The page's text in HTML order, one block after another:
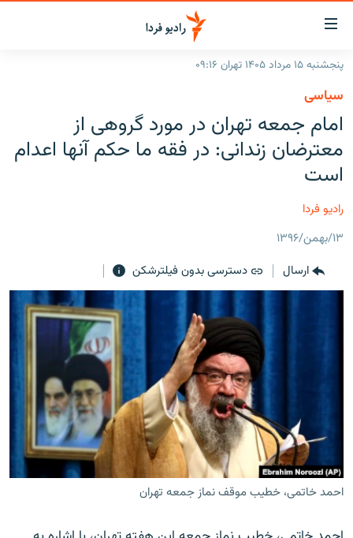
لینک‌های
قابلیت
دسترسی
بازگشت
منوی
اصلی
رفتن
صفحه
جستجو
ایران
جهان
رادیو
گزارش‌های ویدئویی
English
زبان‌های دیگر
پنجشنبه ۱۵ مرداد ۱۴۰۵ تهران ۰۹:۱۶
سیاسی
امام جمعه تهران در مورد گروهی از
معترضان زندانی: در فقه ما حکم آنها اعدام
است
رادیو فردا
۱۳/بهمن/۱۳۹۶
ارسال
دسترسی بدون فیلترشکن
احمد خاتمی، خطیب موقف نماز جمعه تهران